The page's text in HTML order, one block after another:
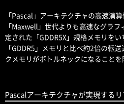
「Pascal」アーキテクチャの高速演
「Maxwell」世代よりも高速なグラ
定された「GDDR5X」規格メモリを
「GDDR5」メモリと比べ約2倍の転
クメモリがボトルネックになることを
Pascalアーキテクチャが実現する